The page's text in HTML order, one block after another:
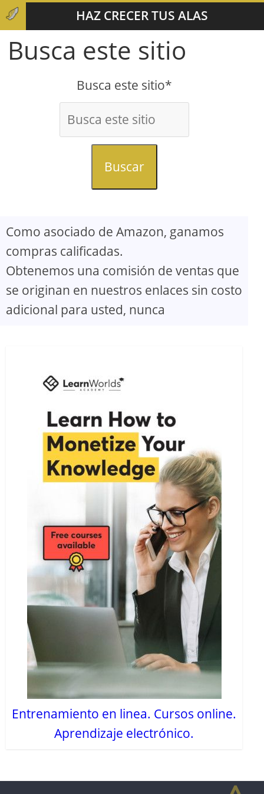
HAZ CRECER TUS ALAS
Busca este sitio
Busca este sitio*
Buscar
Como asociado de Amazon, ganamos
compras calificadas.
Obtenemos una comisión de ventas que
se originan en nuestros enlaces sin costo
adicional para usted, nunca
Entrenamiento en linea. Cursos online.
Aprendizaje electrónico.